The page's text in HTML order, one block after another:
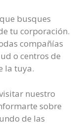
busques
tu corporación.
compañías
o centros de
la tuya.
nuestro
sobre
de las